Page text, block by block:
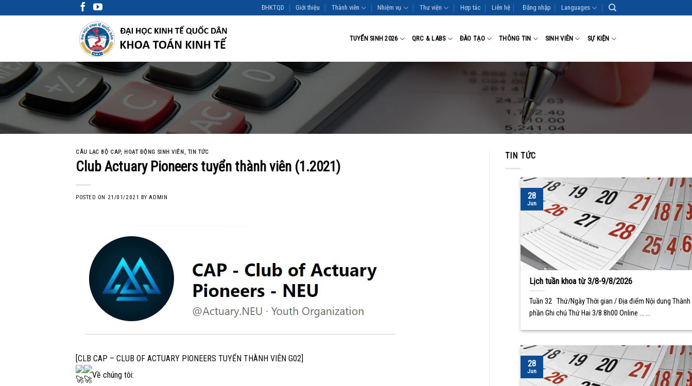
to
ĐHKTQD Giới thiệu Thành viên Nhiệm vụ Thư viện Hợp tác Liên hệ Đăng nhập Languages
TUYỂN SINH 2026 QRC & LABS ĐÀO TẠO THÔNG TIN SINH VIÊN SỰ KIỆN
CÂU LẠC BỘ CAP, HOẠT ĐỘNG SINH VIÊN, TIN TỨC
Club Actuary Pioneers tuyển thành viên (1.2021)
POSTED ON 21/01/2021 BYADMIN
[CLB CAP – CLUB OF ACTUARY PIONEERS TUYỂN THÀNH VIÊN G02]
Về chúng tôi:
TIN TỨC
Lịch tuần khoa từ 3/8-9/8/2026
Tuần 32 Thứ/Ngày Thời gian / Địa điểm Nội dung Thành
phần Ghi chú Thứ Hai 3/8 8h00 Online ... ...
28
Jun
28
Jun